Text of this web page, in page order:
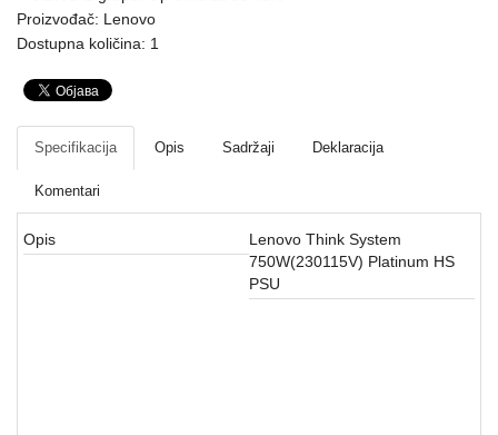
Mrežna
oprema
Gaming
Fotoaparati
i
kamere
Kućni
Proizvođač: Lenovo
Dostupna količina: 1
Specifikacija Opis Sadržaji Deklaracija
Komentari
Opis
Lenovo Think System
750W(230115V) Platinum HS
PSU